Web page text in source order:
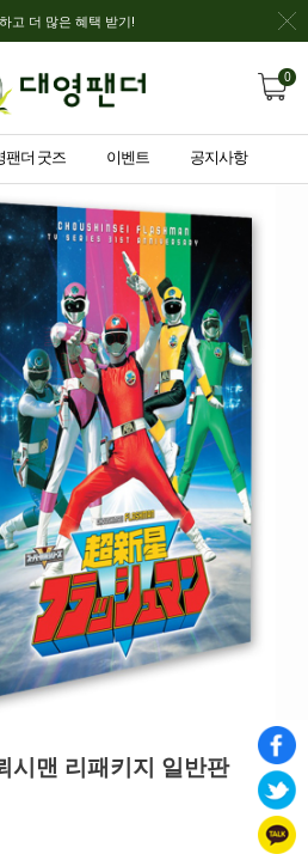
고 더 많은 혜택 받기!
0
팬더 굿즈 이벤트 공지사항
시맨 리패키지 일반판